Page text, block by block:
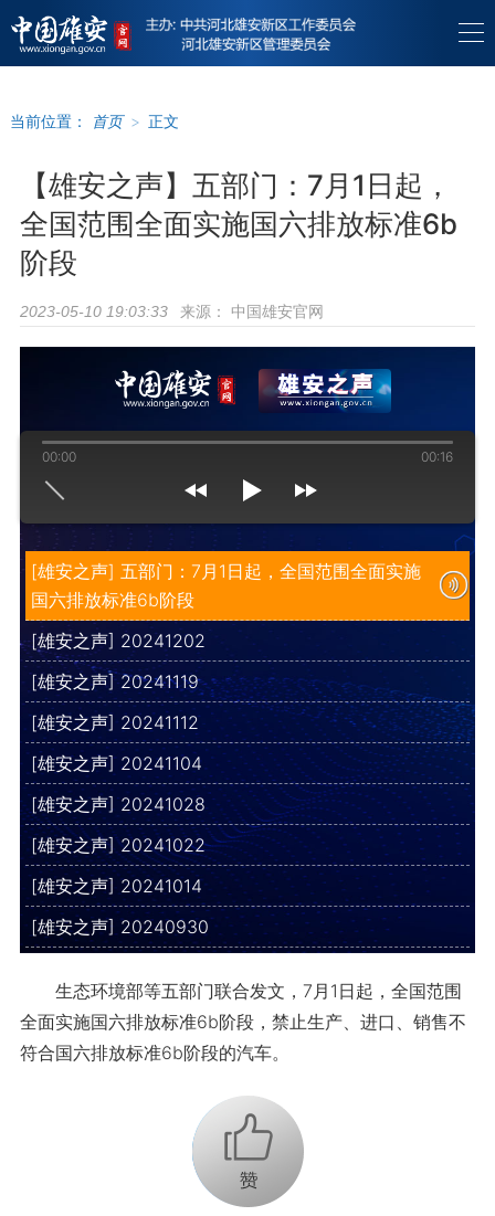
当前位置： 首页 > 正文
【雄安之声】五部门：7月1日起，
全国范围全面实施国六排放标准6b
阶段
2023-05-10 19:03:33 来源： 中国雄安官网
[雄安之声] 五部门：7月1日起，全国范围全面实施
国六排放标准6b阶段
[雄安之声] 20241202
[雄安之声] 20241119
[雄安之声] 20241112
[雄安之声] 20241104
[雄安之声] 20241028
[雄安之声] 20241022
[雄安之声] 20241014
[雄安之声] 20240930
00:00 00:16
生态环境部等五部门联合发文，7月1日起，全国范围
全面实施国六排放标准6b阶段，禁止生产、进口、销售不
符合国六排放标准6b阶段的汽车。
+1